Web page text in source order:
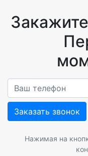
Заказать звонок
Нажимая на